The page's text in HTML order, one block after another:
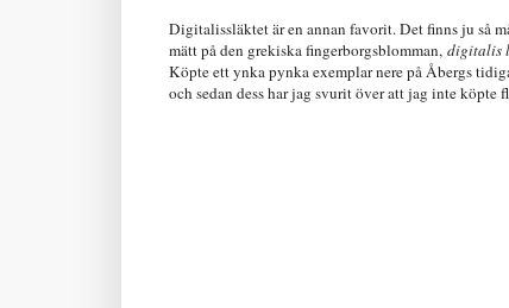
Digitalissläktet är en annan favorit. Det finns ju så
mätt på den grekiska fingerborgsblomman, digitalis
Köpte ett ynka pynka exemplar nere på Åbergs
och sedan dess har jag svurit över att jag inte köpte